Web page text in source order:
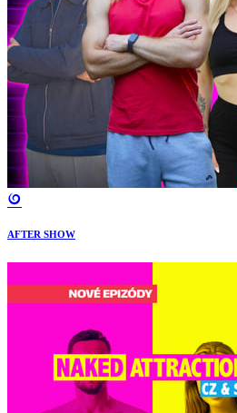
AFTER SHOW